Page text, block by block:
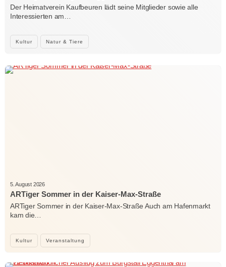
Kultur Natur & Tiere
Der Heimatverein Kaufbeuren lädt seine Mitglieder sowie alle
Interessierten am…
Kultur Veranstaltung
5. August 2026
ARTiger Sommer in der Kaiser-Max-Straße
ARTiger Sommer in der Kaiser-Max-Straße Auch am Hafenmarkt
kam die…